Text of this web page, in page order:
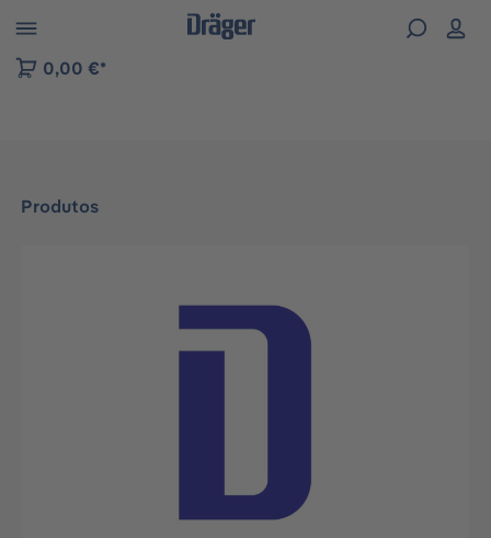
to B2B platform navigation
0,00 €*
Produtos
Ignorar galeria de imagens